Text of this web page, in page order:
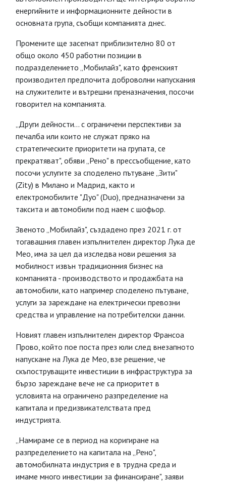
енергийните и информационните дейности в
основната група, съобщи компанията днес.
Промените ще засегнат приблизително 80 от
общо около 450 работни позиции в
подразделението „Мобилайз", като френският
производител предпочита доброволни напускания
на служителите и вътрешни преназначения, посочи
говорител на компанията.
„Други дейности... с ограничени перспективи за
печалба или които не служат пряко на
стратегическите приоритети на групата, се
прекратяват", обяви „Рено" в прессъобщение, като
посочи услугите за споделено пътуване „Зити"
(Zity) в Милано и Мадрид, както и
електромобилите "Дуо" (Duo), предназначени за
таксита и автомобили под наем с шофьор.
Звеното „Мобилайз", създадено през 2021 г. от
тогавашния главен изпълнителен директор Лука де
Мео, има за цел да изследва нови решения за
мобилност извън традиционния бизнес на
компанията - производството и продажбата на
автомобили, като например споделено пътуване,
услуги за зареждане на електрически превозни
средства и управление на потребителски данни.
Новият главен изпълнителен директор Франсоа
Прово, който пое поста през юли след внезапното
напускане на Лука де Мео, взе решение, че
скъпоструващите инвестиции в инфраструктура за
бързо зареждане вече не са приоритет в
условията на ограничено разпределение на
капитала и предизвикателствата пред
индустрията.
„Намираме се в период на коригиране на
разпределението на капитала на „Рено",
автомобилната индустрия е в трудна среда и
имаме много инвестиции за финансиране", заяви